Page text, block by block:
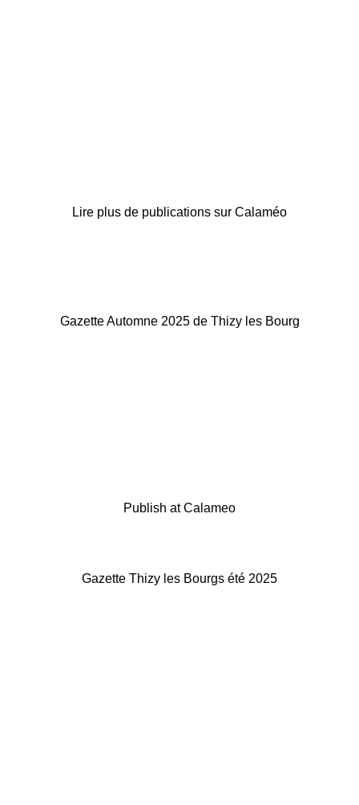
Lire plus de publications sur Calaméo
Gazette Automne 2025 de Thizy les Bourg
Publish at Calameo
Gazette Thizy les Bourgs été 2025